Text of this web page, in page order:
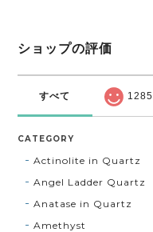
ショップの評価
すべて 1285
CATEGORY
Actinolite in Quartz
Angel Ladder Quartz
Anatase in Quartz
Amethyst